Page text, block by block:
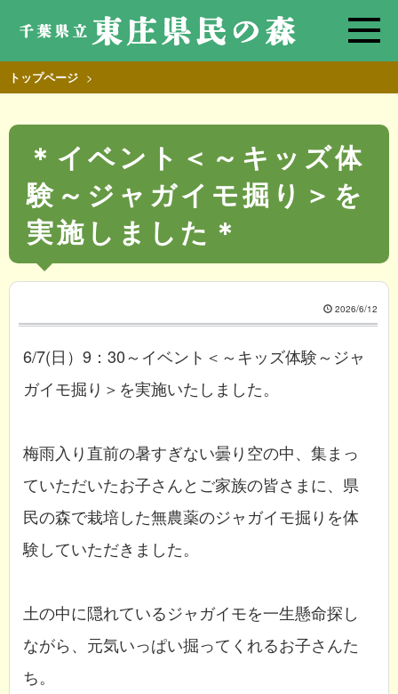
トップページ >
＊イベント＜～キッズ体
験～ジャガイモ掘り＞を
実施しました＊
2026/6/12
6/7(日）9：30～イベント＜～キッズ体験～ジャ
ガイモ掘り＞を実施いたしました。
梅雨入り直前の暑すぎない曇り空の中、集まっ
ていただいたお子さんとご家族の皆さまに、県
民の森で栽培した無農薬のジャガイモ掘りを体
験していただきました。
土の中に隠れているジャガイモを一生懸命探し
ながら、元気いっぱい掘ってくれるお子さんた
ち。